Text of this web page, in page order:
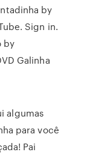
by
Sign in.
by
Galinha
algumas
para você
Pai